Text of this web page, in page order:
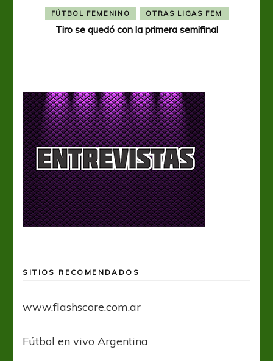
FÚTBOL FEMENINO OTRAS LIGAS FEM
Tiro se quedó con la primera semifinal
SITIOS RECOMENDADOS
www.flashscore.com.ar
Fútbol en vivo Argentina